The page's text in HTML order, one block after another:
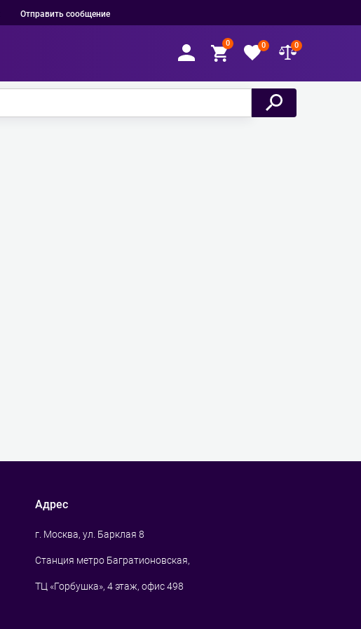
Отправить сообщение
0 0 0
Адрес
г. Москва, ул. Барклая 8
Станция метро Багратионовская,
ТЦ «Горбушка», 4 этаж, офис 498